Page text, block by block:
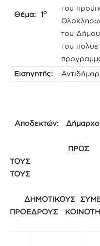
Θέμα: 1ο
του
του
του
Εισηγητής:
Αποδεκτών: Δήμαρχο:
ΠΡΟΣ
ΤΟΥΣ
ΤΟΥΣ
ΔΗΜΟΤΙΚΟΥΣ
ΠΡΟΕΔΡΟΥΣ